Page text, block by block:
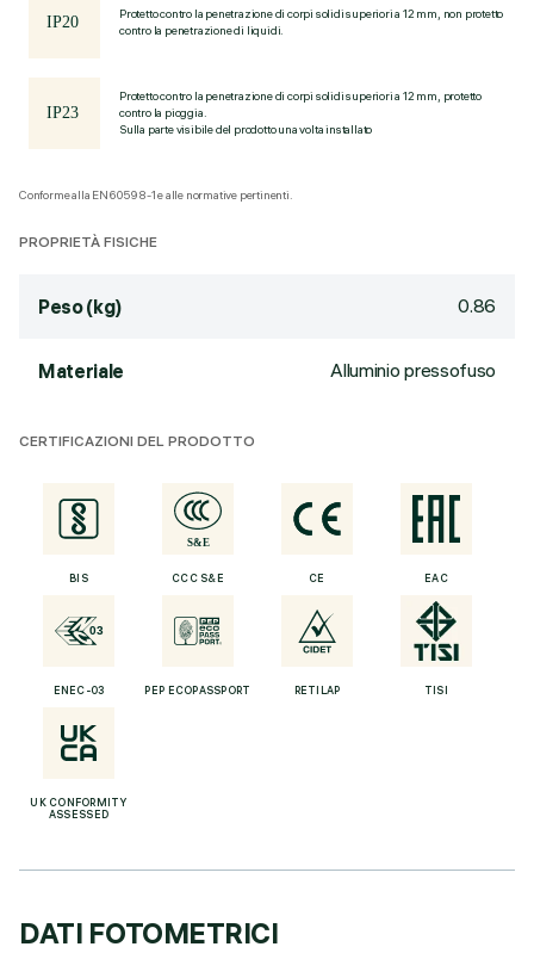
Protetto contro la penetrazione di corpi solidi superiori a 12 mm, non protetto
contro la penetrazione di liquidi.
Protetto contro la penetrazione di corpi solidi superiori a 12 mm, protetto
contro la pioggia.
Sulla parte visibile del prodotto una volta installato
Conforme alla EN60598-1 e alle normative pertinenti.
PROPRIETÀ FISICHE
Peso (kg) 0.86
Materiale Alluminio pressofuso
CERTIFICAZIONI DEL PRODOTTO
BIS CCC S&E CE EAC
ENEC-03 PEP ECOPASSPORT RETILAP TISI
UK CONFORMITY
ASSESSED
DATI FOTOMETRICI